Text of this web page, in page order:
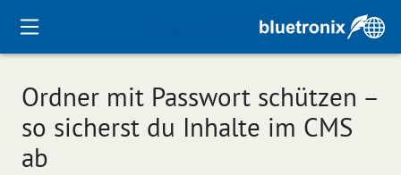
Ordner mit Passwort schützen –
so sicherst du Inhalte im CMS
ab